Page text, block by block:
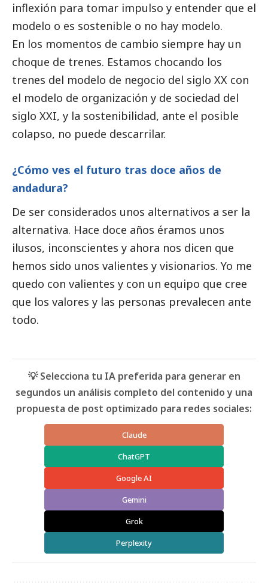
inflexión para tomar impulso y entender que el
modelo o es sostenible o no hay modelo.
En los momentos de cambio siempre hay un
choque de trenes. Estamos chocando los
trenes del modelo de negocio del siglo XX con
el modelo de organización y de sociedad del
siglo XXI, y la sostenibilidad, ante el posible
colapso, no puede descarrilar.
¿Cómo ves el futuro tras doce años de
andadura?
De ser considerados unos alternativos a ser la
alternativa. Hace doce años éramos unos
ilusos, inconscientes y ahora nos dicen que
hemos sido unos valientes y visionarios. Yo me
quedo con valientes y con un equipo que cree
que los valores y las personas prevalecen ante
todo.
💡 Selecciona tu IA preferida para generar en
segundos un análisis completo del contenido y una
propuesta de post optimizado para redes sociales:
Claude
ChatGPT
Google AI
Gemini
Grok
Perplexity